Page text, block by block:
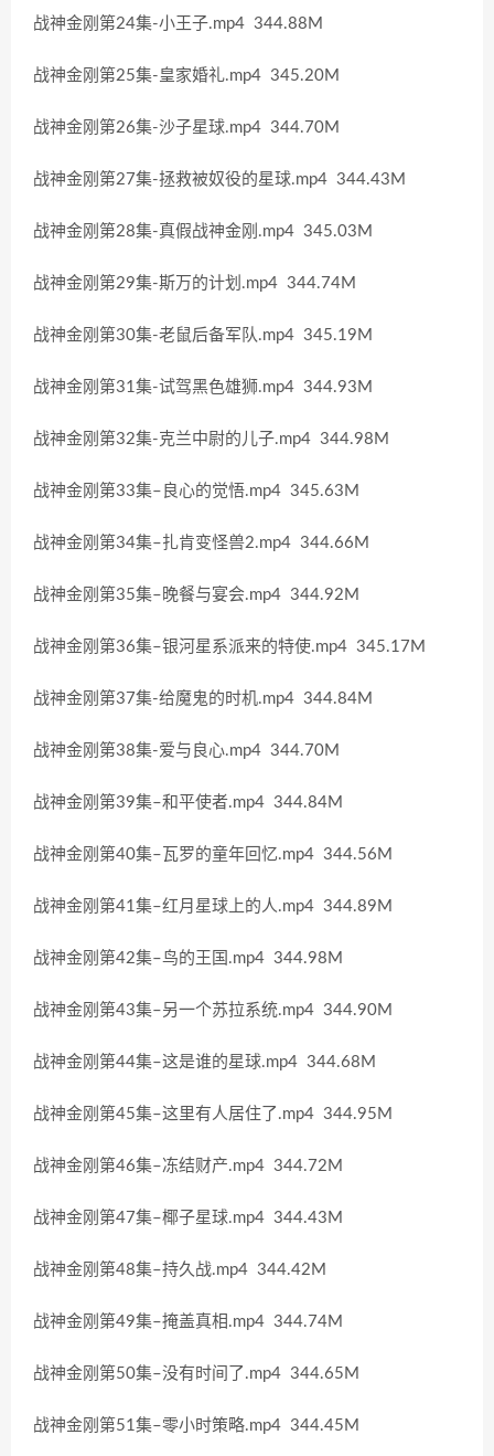
战神金刚第24集-小王子.mp4 344.88M
战神金刚第25集-皇家婚礼.mp4 345.20M
战神金刚第26集-沙子星球.mp4 344.70M
战神金刚第27集-拯救被奴役的星球.mp4 344.43M
战神金刚第28集-真假战神金刚.mp4 345.03M
战神金刚第29集-斯万的计划.mp4 344.74M
战神金刚第30集-老鼠后备军队.mp4 345.19M
战神金刚第31集-试驾黑色雄狮.mp4 344.93M
战神金刚第32集-克兰中尉的儿子.mp4 344.98M
战神金刚第33集–良心的觉悟.mp4 345.63M
战神金刚第34集–扎肯变怪兽2.mp4 344.66M
战神金刚第35集–晚餐与宴会.mp4 344.92M
战神金刚第36集–银河星系派来的特使.mp4 345.17M
战神金刚第37集-给魔鬼的时机.mp4 344.84M
战神金刚第38集-爱与良心.mp4 344.70M
战神金刚第39集–和平使者.mp4 344.84M
战神金刚第40集–瓦罗的童年回忆.mp4 344.56M
战神金刚第41集–红月星球上的人.mp4 344.89M
战神金刚第42集–鸟的王国.mp4 344.98M
战神金刚第43集–另一个苏拉系统.mp4 344.90M
战神金刚第44集–这是谁的星球.mp4 344.68M
战神金刚第45集–这里有人居住了.mp4 344.95M
战神金刚第46集–冻结财产.mp4 344.72M
战神金刚第47集–椰子星球.mp4 344.43M
战神金刚第48集–持久战.mp4 344.42M
战神金刚第49集–掩盖真相.mp4 344.74M
战神金刚第50集–没有时间了.mp4 344.65M
战神金刚第51集–零小时策略.mp4 344.45M